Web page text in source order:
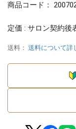
商品コード：
定価 : サロン契約後
送料： 送料について詳